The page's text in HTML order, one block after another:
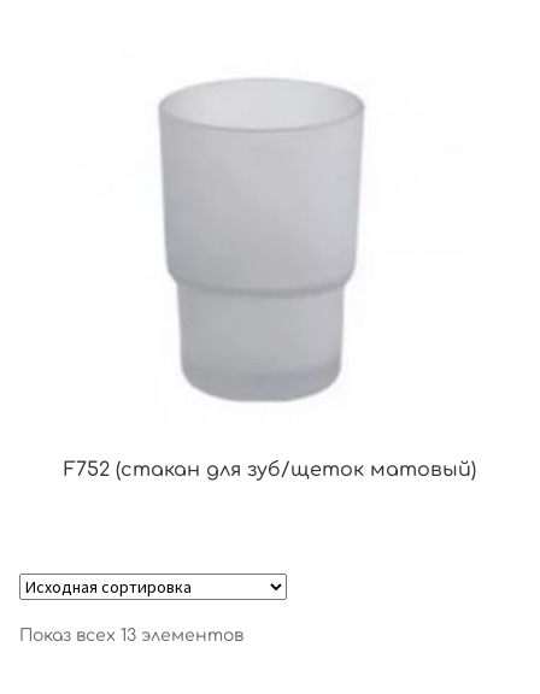
F752 (стакан для зуб/щеток матовый)
Показ всех 13 элементов